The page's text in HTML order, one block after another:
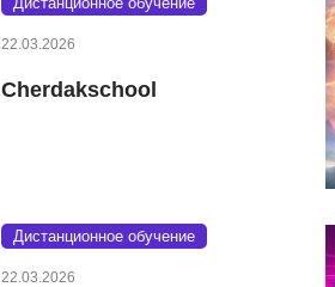
22.03.2026
Cherdakschool
Дистанционное обучение
22.03.2026